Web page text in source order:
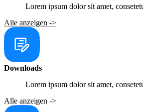
Lorem ipsum dolor sit amet,
Alle anzeigen ->
Downloads
Lorem ipsum dolor sit amet,
Alle anzeigen ->